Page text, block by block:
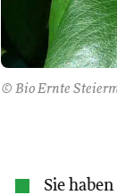
© Bio Ernte
Sie